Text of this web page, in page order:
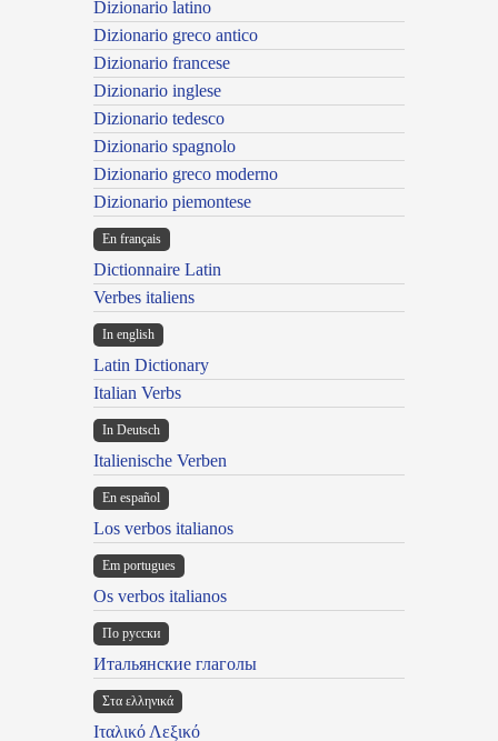
Dizionario latino
Dizionario greco antico
Dizionario francese
Dizionario inglese
Dizionario tedesco
Dizionario spagnolo
Dizionario greco moderno
Dizionario piemontese
En français
Dictionnaire Latin
Verbes italiens
In english
Latin Dictionary
Italian Verbs
In Deutsch
Italienische Verben
En español
Los verbos italianos
Em portugues
Os verbos italianos
По русски
Итальянские глаголы
Στα ελληνικά
Ιταλικό Λεξικό